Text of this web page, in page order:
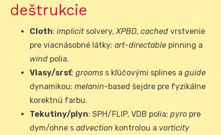
deštrukcie
Cloth: implicitsolvery,XPBD, cached vrstvenie
pre viacnásobné látky; art-directable pinning a
wind polia.
Vlasy/srsť: grooms s kľúčovými splines a guide
dynamikou; melanin-based šejdre pre fyzikálne
korektnú farbu.
Tekutiny/plyn: SPH/FLIP, VDB polia; pyro pre
dym/ohne s advection kontrolou a vorticity